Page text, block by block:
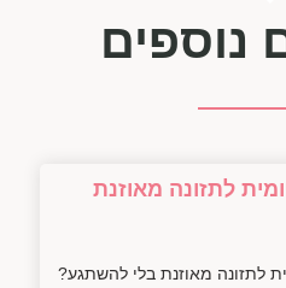
נוספים
לתזונה מאוזנת
לתזונה מאוזנת בלי להשתגע?